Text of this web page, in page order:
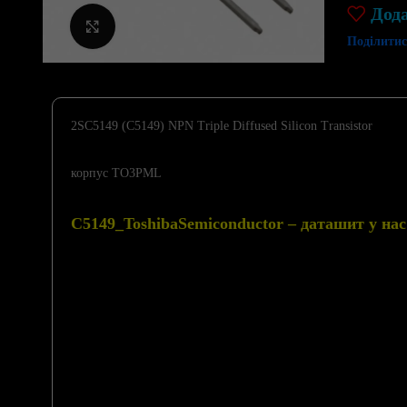
Клацніть, щоб збільшити
2SC5149 (C5149) NPN Triple Diffused Silicon Transistor
корпус TO3PML
C5149_ToshibaSemiconductor – даташит у нас